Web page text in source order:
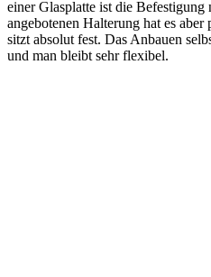
einer Glasplatte ist die
angebotenen Halterung hat es
sitzt absolut fest. Das Anbauen
und man bleibt sehr flexibel.